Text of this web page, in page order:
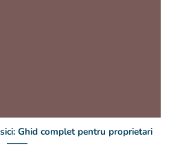
Ghid complet pentru proprietari